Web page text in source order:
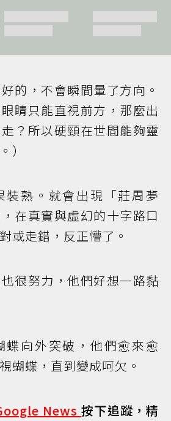
的，不會瞬間暈了方向。
眼睛只能直視前方，那麼出
？所以硬頸在世間能夠靈
）
裝熟。就會出現「莊周夢
在真實與虛幻的十字路口
或走錯，反正懵了。
很努力，他們好想一路黏
蝶向外突破，他們愈來愈
蝴蝶，直到變成呵欠。
News按下追蹤，精